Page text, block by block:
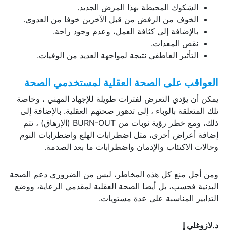
الشكوك المحيطة بهذا المرض الجديد.
الخوف من الرفض من قبل الآخرين خوفا من العدوى.
بالإضافة إلى كثافة العمل، وعدم وجود راحة.
نقص المعدات.
التأثير العاطفي نتيجة لمواجهة العديد من الوفيات.
العواقب على الصحة العقلية لمستخدمي الصحة
يمكن أن يؤدي التعرض لفترات طويلة للإجهاد المهني ، وخاصة
تلك المتعلقة بالوباء ، إلى تدهور صحتهم العقلية. بالإضافة إلى
ذلك، ومع خطر رؤية نوبات من BURN-OUT (الإرهاق) ، تتم
إضافة أعراض أخرى، مثل اضطرابات الهلع واضطرابات النوم
وحالات الاكتئاب والإدمان واضطرابات ما بعد الصدمة.
ومن أجل منع كل هذه المخاطر، ليس من الضروري دعم الصحة
البدنية فحسب، بل أيضا الصحة العقلية لمقدمي الرعاية، ووضع
التدابير المناسبة على عدة مستويات.
د.لازوغلي إ